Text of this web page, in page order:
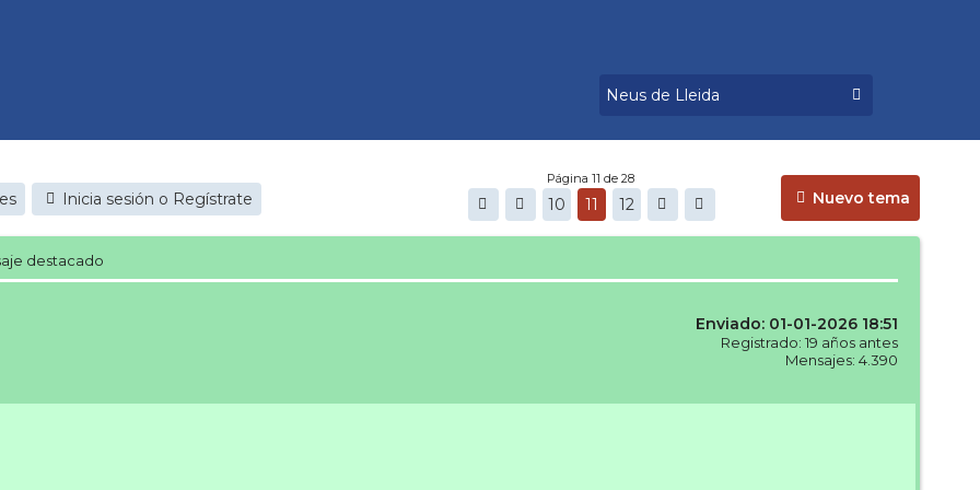
Nuevo tema
Inicia sesión o Regístrate
Página 11 de 28
10 11 12
destacado
Enviado: 01-01-2026 18:51
Registrado: 19 años antes
Mensajes: 4.390